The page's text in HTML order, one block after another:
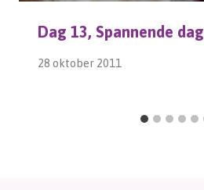
Dag 13, Spannende dag
28 oktober 2011